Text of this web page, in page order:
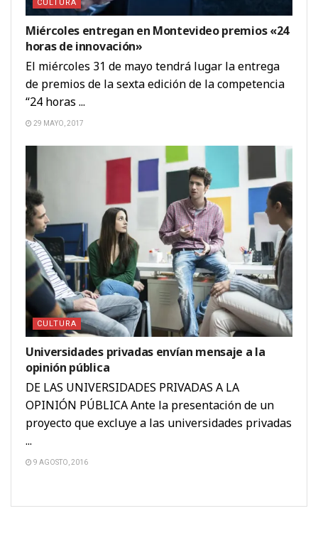
CULTURA
Miércoles entregan en Montevideo premios «24
horas de innovación»
El miércoles 31 de mayo tendrá lugar la entrega
de premios de la sexta edición de la competencia
“24 horas ...
29 MAYO, 2017
CULTURA
Universidades privadas envían mensaje a la
opinión pública
DE LAS UNIVERSIDADES PRIVADAS A LA
OPINIÓN PÚBLICA Ante la presentación de un
proyecto que excluye a las universidades privadas
...
9 AGOSTO, 2016